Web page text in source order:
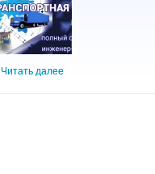
Читать далее